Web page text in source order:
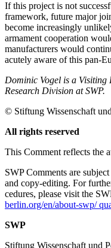
If this project is not
framework, future major
become increasingly
armament cooperation
manufacturers would
acutely aware of this pan-
Dominic Vogel is a
Research Division at SWP.
© Stiftung Wissenschaft
All rights reserved
This Comment reflects the
SWP Comments are
and copy-editing. For
cedures, please visit the
berlin.org/en/about-swp/
SWP
Stiftung Wissenschaft und